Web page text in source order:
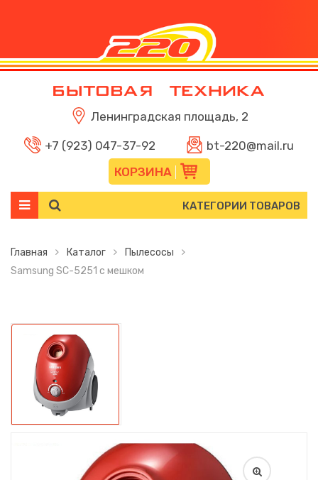
Ленинградская площадь, 2
+7 (923) 047-37-92
bt-220@mail.ru
КОРЗИНА
КАТЕГОРИИ ТОВАРОВ
Главная Каталог
Пылесосы
Samsung SC-5251 с мешком